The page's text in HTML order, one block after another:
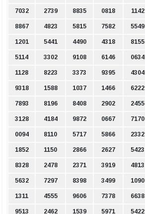
7032 2739 8835 0818 1142
8867 4823 5815 7582 5549
1201 5441 4490 4318 8155
5114 3302 9108 6146 0634
1128 8223 3373 9395 4304
9318 1588 1037 1466 6222
7893 8196 8408 2902 2455
3128 4184 9872 0667 7170
0094 8110 5717 5866 2332
1852 1150 2866 2627 5423
8328 2478 2371 3919 4813
5632 7297 8398 3499 1090
1311 4555 9606 7378 6638
9513 2462 1539 5971 5422